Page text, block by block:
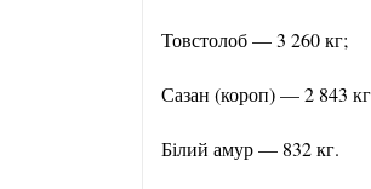
Товстолоб — 3 260 кг;
Сазан (короп) — 2 843
Білий амур — 832 кг.